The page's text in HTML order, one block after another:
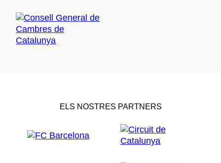
ELS NOSTRES PARTNERS